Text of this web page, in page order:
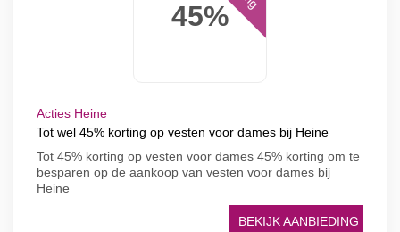
45%
Acties Heine
Tot wel 45% korting op vesten voor dames bij Heine
Tot 45% korting op vesten voor dames 45% korting om te
besparen op de aankoop van vesten voor dames bij
Heine
BEKIJK AANBIEDING